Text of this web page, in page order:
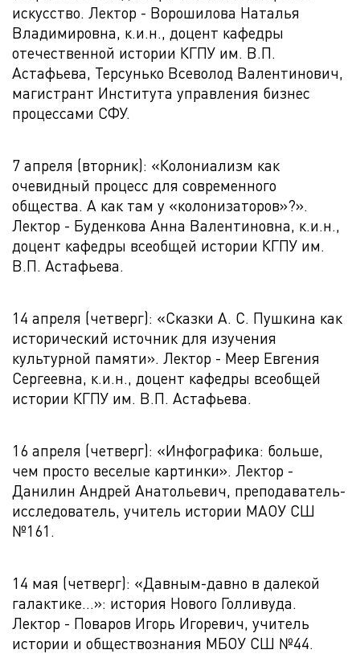
искусство. Лектор - Ворошилова Наталья
Владимировна, к.и.н., доцент кафедры
отечественной истории КГПУ им. В.П.
Астафьева, Терсунько Всеволод Валентинович,
магистрант Института управления бизнес
процессами СФУ.
7 апреля (вторник): «Колониализм как
очевидный процесс для современного
общества. А как там у «колонизаторов»?».
Лектор - Буденкова Анна Валентиновна, к.и.н.,
доцент кафедры всеобщей истории КГПУ им.
В.П. Астафьева.
14 апреля (четверг): «Сказки А. С. Пушкина как
исторический источник для изучения
культурной памяти». Лектор - Меер Евгения
Сергеевна, к.и.н., доцент кафедры всеобщей
истории КГПУ им. В.П. Астафьева.
16 апреля (четверг): «Инфографика: больше,
чем просто веселые картинки». Лектор -
Данилин Андрей Анатольевич, преподаватель-
исследователь, учитель истории МАОУ СШ
№161.
14 мая (четверг): «Давным-давно в далекой
галактике...»: история Нового Голливуда.
Лектор - Поваров Игорь Игоревич, учитель
истории и обществознания МБОУ СШ №44.